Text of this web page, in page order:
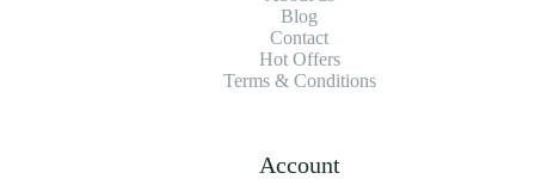
Blog
Contact
Hot Offers
Terms & Conditions
Account